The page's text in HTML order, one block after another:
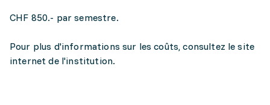
CHF 850.- par semestre.
Pour plus d'informations sur les coûts, consultez le site
internet de l'institution.